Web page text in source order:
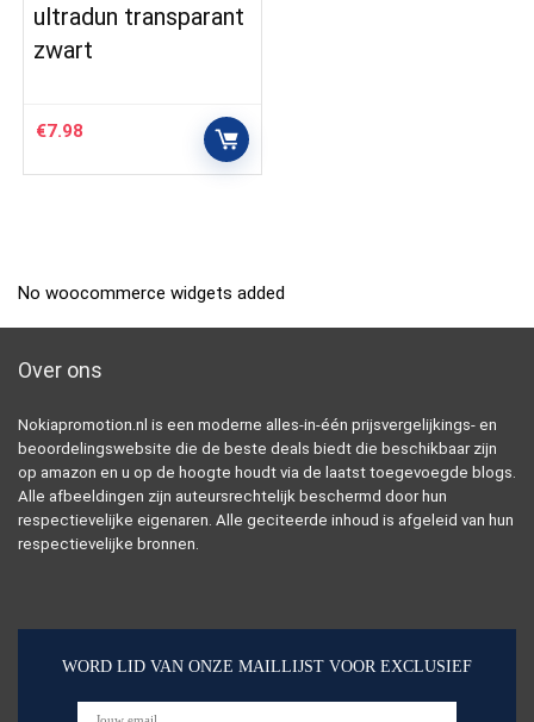
ultradun transparant
zwart
€7.98
No woocommerce widgets added
Over ons
Nokiapromotion.nl is een moderne alles-in-één prijsvergelijkings- en
beoordelingswebsite die de beste deals biedt die beschikbaar zijn
op amazon en u op de hoogte houdt via de laatst toegevoegde blogs.
Alle afbeeldingen zijn auteursrechtelijk beschermd door hun
respectievelijke eigenaren. Alle geciteerde inhoud is afgeleid van hun
respectievelijke bronnen.
WORD LID VAN ONZE MAILLIJST VOOR EXCLUSIEF